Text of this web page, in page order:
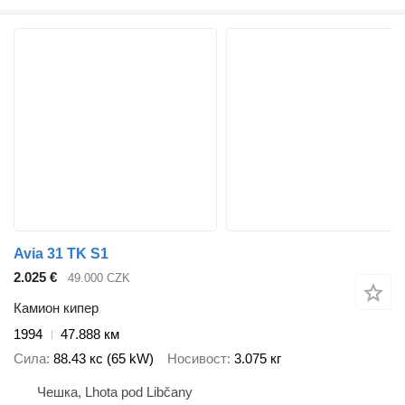
Avia 31 TK S1
2.025 €
49.000 CZK
Камион кипер
1994
47.888 км
Сила 88.43 кс (65 kW) Носивост 3.075 кг
Чешка, Lhota pod Libčany